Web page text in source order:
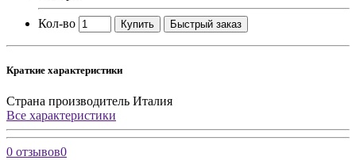
Кол-во Купить Быстрый заказ
Краткие характеристики
Страна производитель Италия
Все характеристики
0 отзывов0